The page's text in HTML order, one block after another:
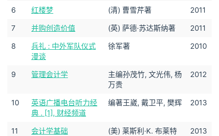
6 红楼梦 (清) 曹雪芹著
2011
7
并购创造价值 (英) 萨德·苏达斯纳著
2011
8
兵礼 : 中外军队仪式
漫谈
徐军著 2010
9 管理会计学
主编孙茂竹, 文光伟, 杨
万贵
2012
10
英语广播电台听力经
典 . [1], 财经频道
编著王崴, 戴卫平, 樊辉 2013
11 会计学基础
(美) 莱斯利·K. 布莱特
2013